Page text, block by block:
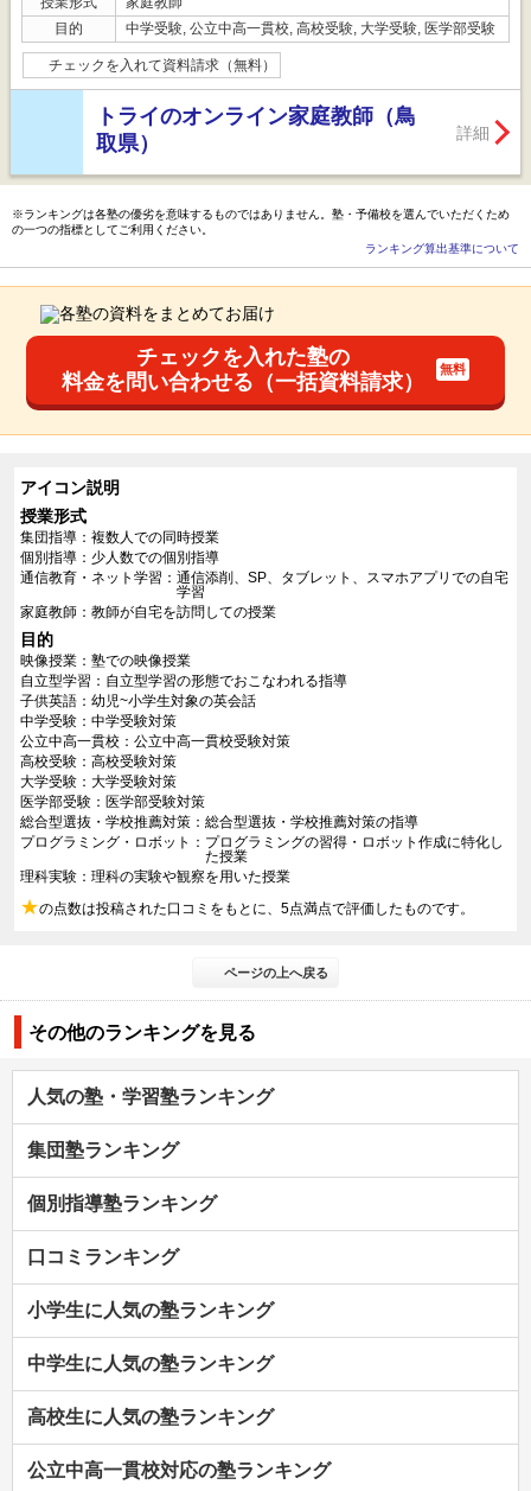
目的
中学受験, 公立中高一貫校, 高校受験, 大学受験, 医学部受験
チェックを入れて資料請求（無料）
トライのオンライン家庭教師（鳥
取県）
詳細
※ランキングは各塾の優劣を意味するものではありません。塾・予備校を選んでいただくため
の一つの指標としてご利用ください。
ランキング算出基準について
チェックを入れた塾の
料金を問い合わせる（一括資料請求）
アイコン説明
授業形式
集団指導
複数人での同時授業
個別指導
少人数での個別指導
通信教育・ネット学習
通信添削、SP、タブレット、スマホアプリでの自宅
学習
家庭教師
教師が自宅を訪問しての授業
目的
映像授業
塾での映像授業
自立型学習
自立型学習の形態でおこなわれる指導
子供英語
幼児~小学生対象の英会話
中学受験
中学受験対策
公立中高一貫校
公立中高一貫校受験対策
高校受験
高校受験対策
大学受験
大学受験対策
医学部受験
医学部受験対策
総合型選抜・学校推薦対策
総合型選抜・学校推薦対策の指導
プログラミング・ロボット
プログラミングの習得・ロボット作成に特化し
た授業
理科実験
理科の実験や観察を用いた授業
★の点数は投稿された口コミをもとに、5点満点で評価したものです。
ページの上へ戻る
その他のランキングを見る
人気の塾・学習塾ランキング
集団塾ランキング
個別指導塾ランキング
口コミランキング
小学生に人気の塾ランキング
中学生に人気の塾ランキング
高校生に人気の塾ランキング
公立中高一貫校対応の塾ランキング